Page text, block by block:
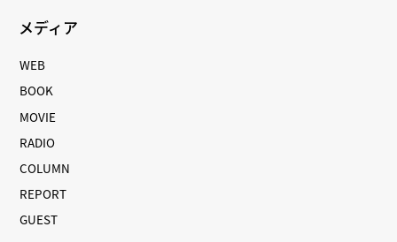
メディア
WEB
BOOK
MOVIE
RADIO
COLUMN
REPORT
GUEST